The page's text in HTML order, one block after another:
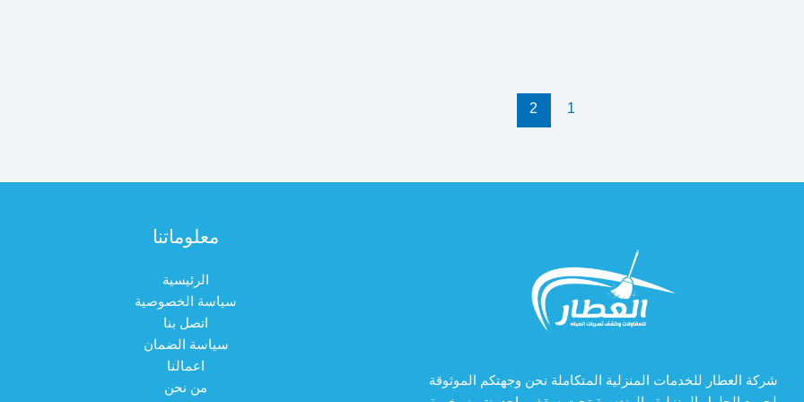
1
2
شركة العطار للخدمات المنزلية المتكاملة نحن وجهتكم الموثوقة
معلوماتنا
الرئيسية
سياسة الخصوصية
اتصل بنا
سياسة الضمان
اعمالنا
من نحن